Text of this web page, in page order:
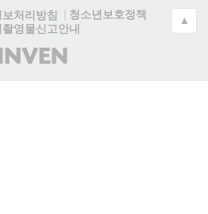
처리방침
청소년보호정책
촬영물신고안내
(주)
인
▲